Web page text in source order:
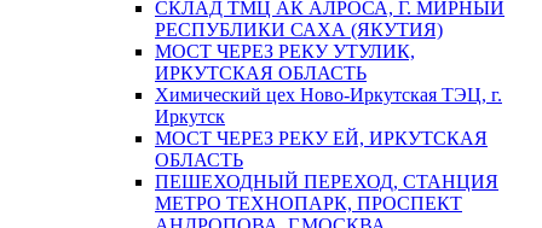
СКЛАД ТМЦ АК АЛРОСА, Г. МИРНЫЙ
РЕСПУБЛИКИ САХА (ЯКУТИЯ)
МОСТ ЧЕРЕЗ РЕКУ УТУЛИК,
ИРКУТСКАЯ ОБЛАСТЬ
Химический цех Ново-Иркутская ТЭЦ, г.
Иркутск
МОСТ ЧЕРЕЗ РЕКУ ЕЙ, ИРКУТСКАЯ
ОБЛАСТЬ
ПЕШЕХОДНЫЙ ПЕРЕХОД, СТАНЦИЯ
МЕТРО ТЕХНОПАРК, ПРОСПЕКТ